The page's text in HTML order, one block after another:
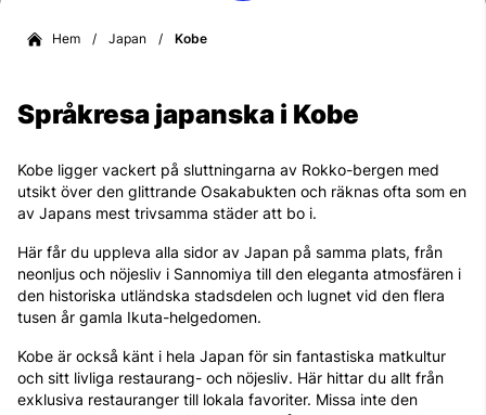
Hem / Japan / Kobe
Språkresa japanska i Kobe
Kobe ligger vackert på sluttningarna av Rokko-bergen med
utsikt över den glittrande Osakabukten och räknas ofta som en
av Japans mest trivsamma städer att bo i.
Här får du uppleva alla sidor av Japan på samma plats, från
neonljus och nöjesliv i Sannomiya till den eleganta atmosfären i
den historiska utländska stadsdelen och lugnet vid den flera
tusen år gamla Ikuta-helgedomen.
Kobe är också känt i hela Japan för sin fantastiska matkultur
och sitt livliga restaurang- och nöjesliv. Här hittar du allt från
exklusiva restauranger till lokala favoriter. Missa inte den